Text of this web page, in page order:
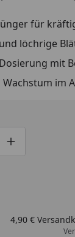
für
löchrige
mit
im
um eins
4,90 €